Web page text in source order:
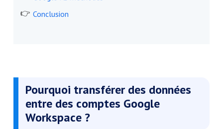
Conclusion
Pourquoi transférer des données
entre des comptes Google
Workspace ?